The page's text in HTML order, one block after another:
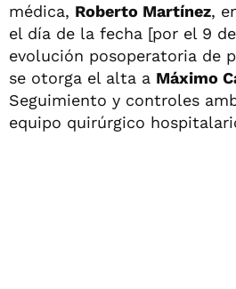
médica, Roberto Martínez,
el día de la fecha [por el 9
evolución posoperatoria de
se otorga el alta a Máximo
Seguimiento y controles
equipo quirúrgico